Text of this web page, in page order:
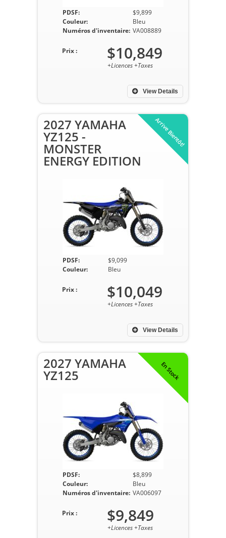
PDSF:
$9,899
Couleur:
Bleu
Numéros d'inventaire: VA008889
View Details
Prix : $10,849
+Licences +Taxes
Arrive Bientôt!
2027 YAMAHA
YZ125 -
MONSTER
ENERGY EDITION
PDSF:
$9,099
Couleur:
Bleu
View Details
Prix : $10,049
+Licences +Taxes
En Stock
2027 YAMAHA
YZ125
PDSF:
$8,899
Couleur:
Bleu
Numéros d'inventaire: VA006097
Prix : $9,849
+Licences +Taxes